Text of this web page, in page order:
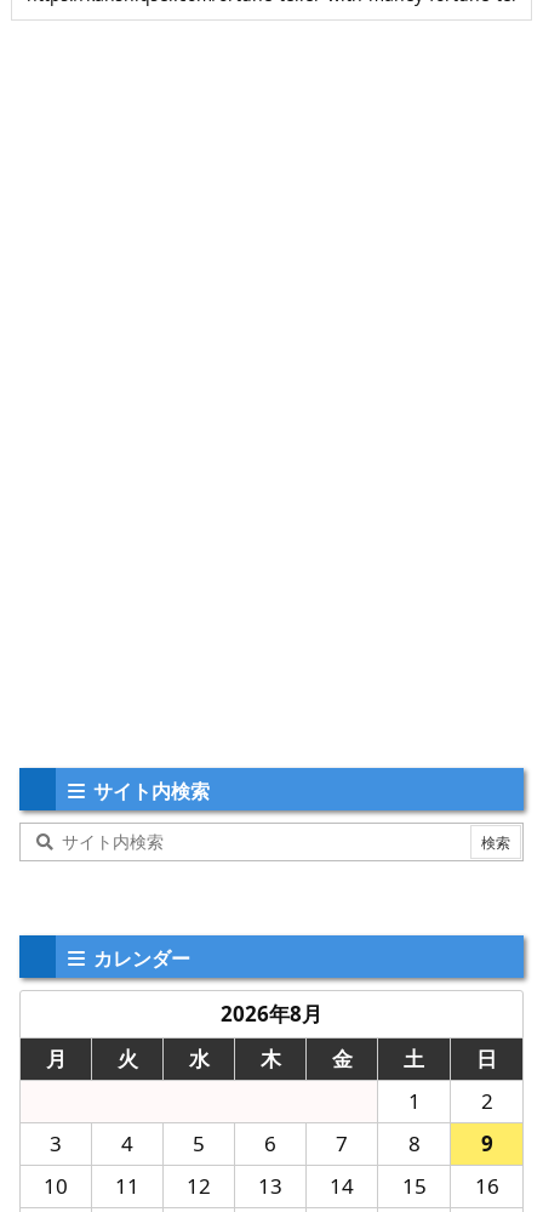
サイト内検索
カレンダー
2026年8月
月
火 水 木 金 土
日
1
2
3
4 5 6 7 8
9
10
11 12 13 14 15
16